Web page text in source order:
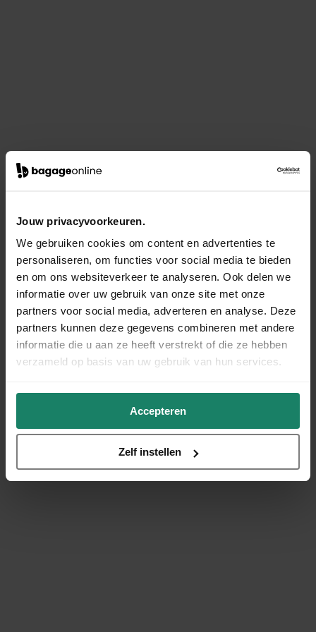
Jouw privacyvoorkeuren.
We gebruiken cookies om content en advertenties te
personaliseren, om functies voor social media te bieden
en om ons websiteverkeer te analyseren. Ook delen we
informatie over uw gebruik van onze site met onze
partners voor social media, adverteren en analyse. Deze
partners kunnen deze gegevens combineren met andere
informatie die u aan ze heeft verstrekt of die ze hebben
verzameld op basis van uw gebruik van hun services.
Accepteren
Zelf instellen